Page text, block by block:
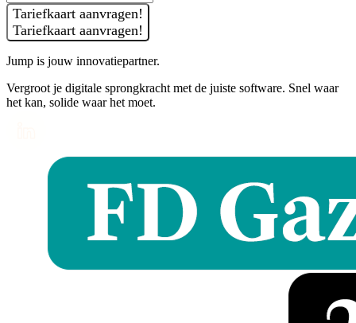
Tariefkaart aanvragen!
Tariefkaart aanvragen!
Jump is jouw innovatiepartner.
Vergroot je digitale sprongkracht met de juiste software. Snel waar
het kan, solide waar het moet.